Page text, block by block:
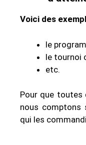
Voici des
le
le tournoi
etc.
Pour que toutes
nous comptons
qui les